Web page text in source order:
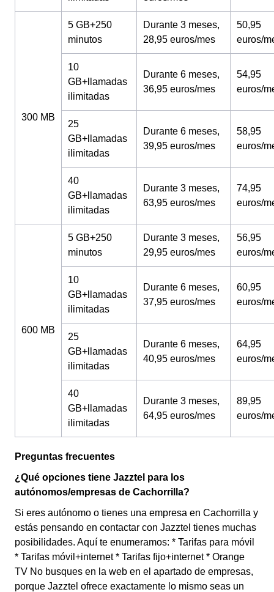
300 MB
5 GB+250
minutos
Durante 3 meses,
28,95 euros/mes
50,95
euros/
10
GB+llamadas
ilimitadas
Durante 6 meses,
36,95 euros/mes
54,95
euros/
25
GB+llamadas
ilimitadas
Durante 6 meses,
39,95 euros/mes
58,95
euros/
40
GB+llamadas
ilimitadas
Durante 3 meses,
63,95 euros/mes
74,95
euros/
600 MB
5 GB+250
minutos
Durante 3 meses,
29,95 euros/mes
56,95
euros/
10
GB+llamadas
ilimitadas
Durante 6 meses,
37,95 euros/mes
60,95
euros/
25
GB+llamadas
ilimitadas
Durante 6 meses,
40,95 euros/mes
64,95
euros/
40
GB+llamadas
ilimitadas
Durante 3 meses,
64,95 euros/mes
89,95
euros/
Preguntas frecuentes
¿Qué opciones tiene Jazztel para los
autónomos/empresas de Cachorrilla?
Si eres autónomo o tienes una empresa en Cachorrilla y
estás pensando en contactar con Jazztel tienes muchas
posibilidades. Aquí te enumeramos: * Tarifas para móvil
* Tarifas móvil+internet * Tarifas fijo+internet * Orange
TV No busques en la web en el apartado de empresas,
porque Jazztel ofrece exactamente lo mismo seas un